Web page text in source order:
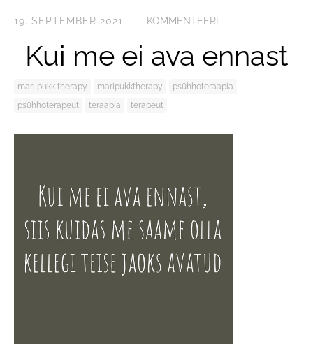
19. SEPTEMBER 2021 KOMMENTEERI
Kui me ei ava ennast
mari pukk therapy maripukktherapy
psühhoteraapia
psühhoterapeut
teraapia terapeut